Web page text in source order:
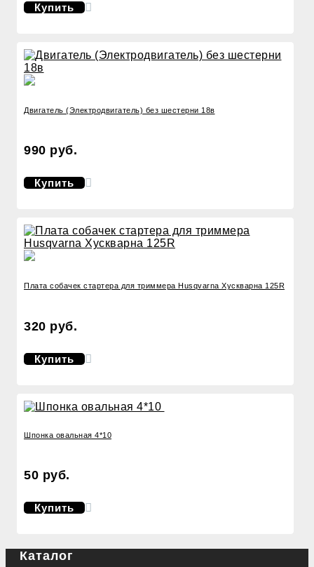
Купить
Двигатель (Электродвигатель) без шестерни 18в
990 руб.
Купить
Плата собачек стартера для триммера Husqvarna Хускварна 125R
320 руб.
Купить
Шпонка овальная 4*10
50 руб.
Купить
Каталог